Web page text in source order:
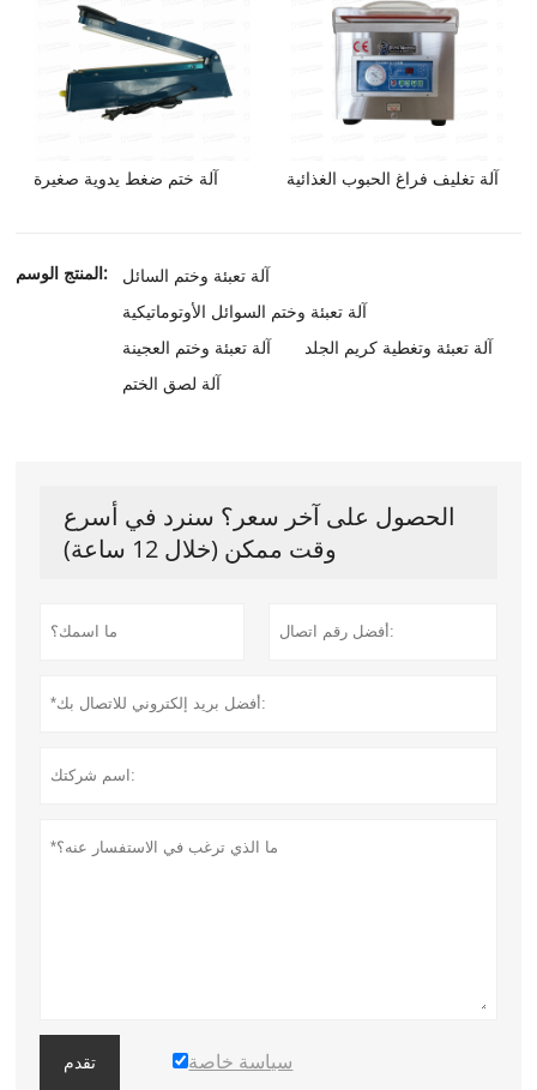
آلة ختم ضغط يدوية صغيرة آلة تغليف فراغ الحبوب الغذائية
المنتج الوسم:
آلة تعبئة وختم السائل
آلة تعبئة وختم السوائل الأوتوماتيكية
آلة تعبئة وختم العجينة
آلة تعبئة وتغطية كريم الجلد
آلة لصق الختم
الحصول على آخر سعر؟ سنرد في أسرع
وقت ممكن (خلال 12 ساعة)
تقدم سياسة خاصة